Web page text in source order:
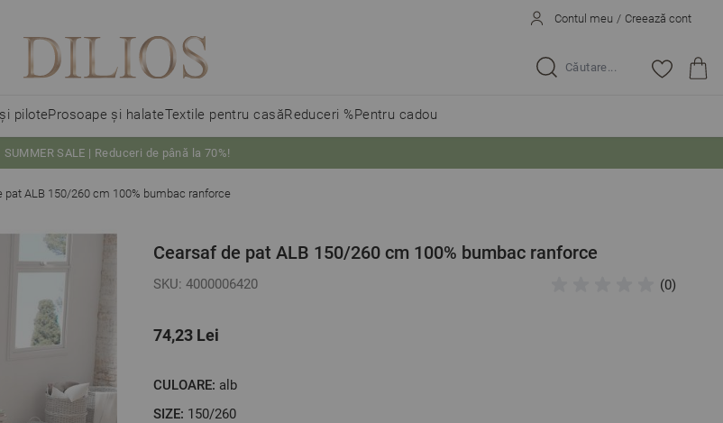
Contul meu / Creează cont
Caută...
piloteProsoape și halateTextile pentru casăReduceri %Pentru cadou
SUMMER SALE | Reduceri de până la 70%!
pat ALB 150/260 cm 100% bumbac ranforce
Cearsaf de pat ALB 150/260 cm 100% bumbac ranforce
SKU: 4000006420 (0)
74,23 Lei
CULOARE: alb
SIZE: 150/260